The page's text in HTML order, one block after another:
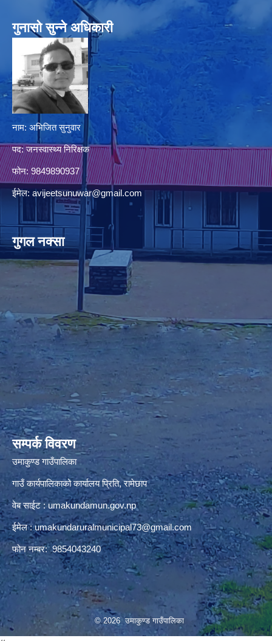
गुनासो सुन्‍ने अधिकारी
नाम: अभिजित सुनुवार
पद: जनस्वास्थ्य निरिक्षक
फोन: 9849890937
ईमेल: avijeetsunuwar@gmail.com
गुगल नक्सा
premium bootstrap themes
सम्पर्क विवरण
उमाकुण्ड गाउँपालिका
गाउँ कार्यपालिकाको कार्यालय प्रिति, रामेछाप
वेब साईट : umakundamun.gov.np
ईमेल :umakundaruralmunicipal73@gmail.com
फोन नम्बर: 9854043240
© 2026 उमाकुण्ड गाउँपालिका